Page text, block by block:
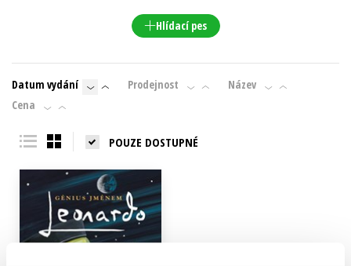
Hlídací pes
Datum vydání Prodejnost
Název
Cena
POUZE DOSTUPNÉ